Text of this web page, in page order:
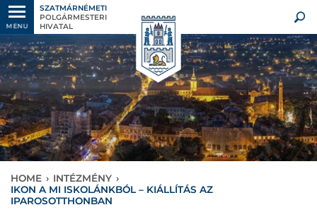
MENU
SZATMÁRNÉMETI
POLGÁRMESTERI
HIVATAL
HOME › INTÉZMÉNY ›
IKON A MI ISKOLÁNKBÓL – KIÁLLÍTÁS AZ
IPAROSOTTHONBAN